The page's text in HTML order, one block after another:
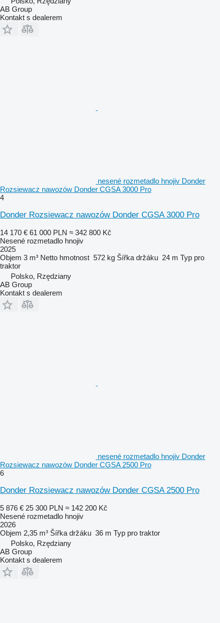
AB Group
Kontakt s dealerem
nesené rozmetadlo hnojiv Donder
Rozsiewacz nawozów Donder CGSA 3000 Pro
4
Donder Rozsiewacz nawozów Donder CGSA 3000 Pro
14 170 € 61 000 PLN ≈ 342 800 Kč
Nesené rozmetadlo hnojiv
2025
Objem 3 m³ Netto hmotnost 572 kg Šířka držáku 24 m Typ pro
traktor
Polsko, Rzędziany
AB Group
Kontakt s dealerem
nesené rozmetadlo hnojiv Donder
Rozsiewacz nawozów Donder CGSA 2500 Pro
6
Donder Rozsiewacz nawozów Donder CGSA 2500 Pro
5 876 € 25 300 PLN ≈ 142 200 Kč
Nesené rozmetadlo hnojiv
2026
Objem 2,35 m³ Šířka držáku 36 m Typ pro traktor
Polsko, Rzędziany
AB Group
Kontakt s dealerem